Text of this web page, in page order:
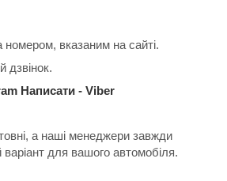
вказаним на сайті.
дзвінок.
Написати - Viber
а наші менеджери завжди
для вашого автомобіля.